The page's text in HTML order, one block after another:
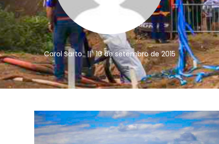
Carol Sarto || 10 de setembro de 2015